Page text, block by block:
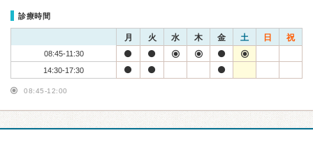
診療時間
月 火 水 木 金 土 日 祝
08:45-11:30
14:30-17:30
08:45-12:00